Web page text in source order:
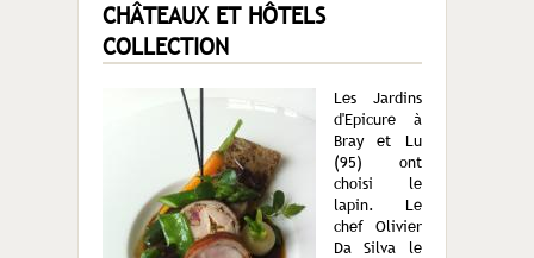
CHÂTEAUX ET HÔTELS
COLLECTION
Les Jardins
d'Epicure à
Bray et Lu
(95) ont
choisi le
lapin. Le
chef Olivier
Da Silva le